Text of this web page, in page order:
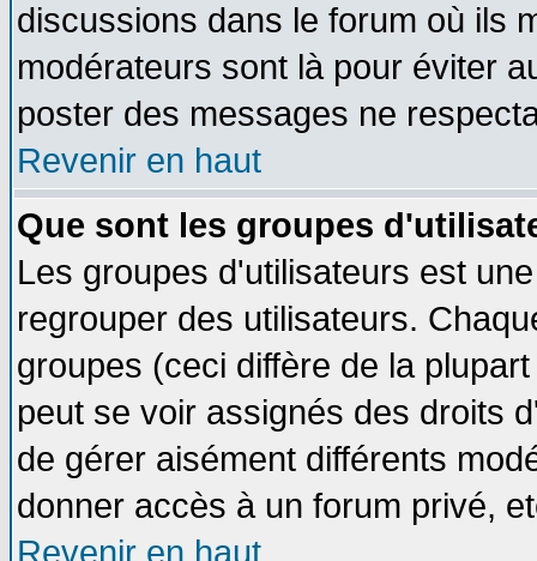
discussions dans le forum où ils
modérateurs sont là pour éviter
poster des messages ne
Revenir en haut
Que sont les groupes
Les groupes d'utilisateurs est
regrouper des utilisateurs.
groupes (ceci diffère de la
peut se voir assignés des droits
de gérer aisément différents
donner accès à un forum privé,
Revenir en haut